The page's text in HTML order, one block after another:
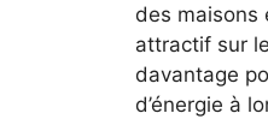
des maisons
attractif sur
davantage
d’énergie à⁣